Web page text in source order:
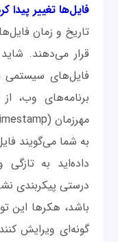
فایل‌ها تغییر پیدا
تاریخ و زمان
قرار می‌دهند.
فایل‌های سیستمی
برنامه‌های وب،
به شما می‌گویند
داده‌اید به
درستی پیکربندی
باشد، هکرها این
گونه‌ای ویرایش